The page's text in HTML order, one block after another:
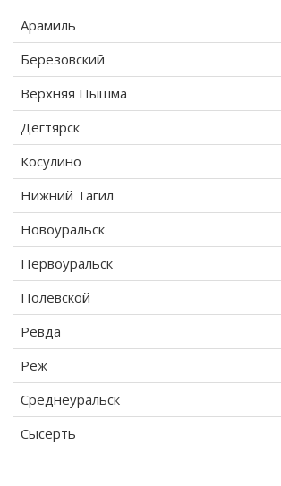
Арамиль
Березовский
Верхняя Пышма
Дегтярск
Косулино
Нижний Тагил
Новоуральск
Первоуральск
Полевской
Ревда
Реж
Среднеуральск
Сысерть